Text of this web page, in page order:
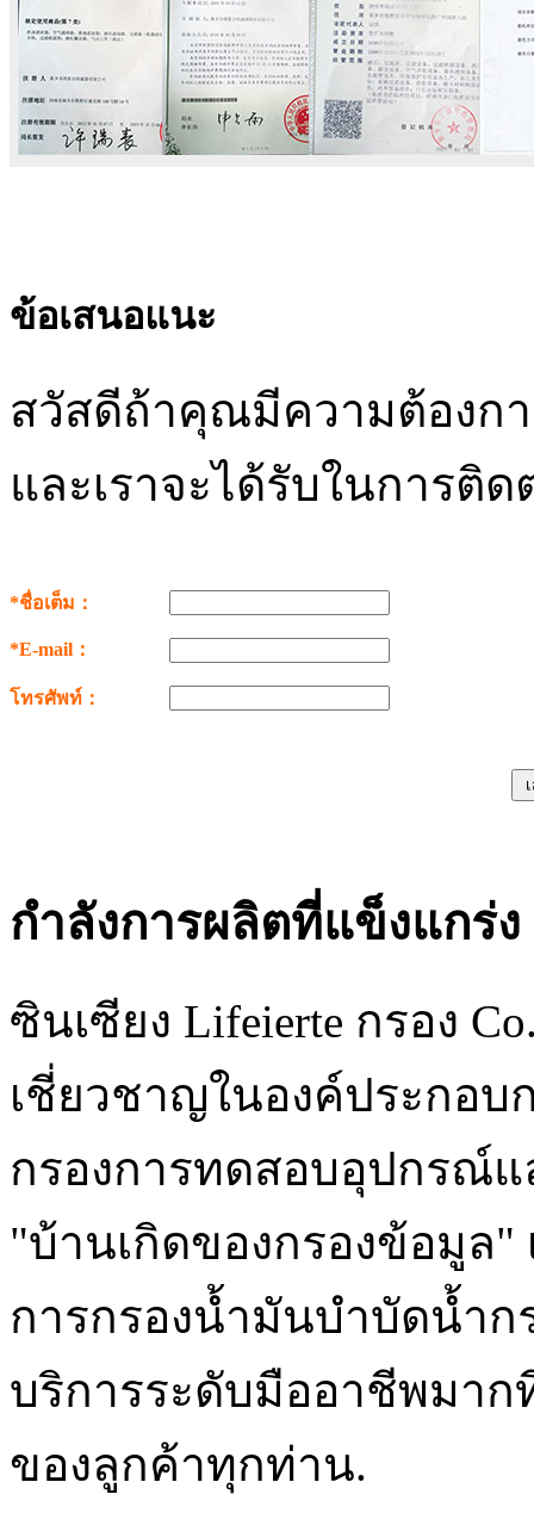
ข้อเสนอแนะ
สวัสดีถ้าคุณมีความต้องก
และเราจะได้รับในการติ
*ชื่อเต็ม：
*E-mail：
โทรศัพท์：
กำลังการผลิตที่แข็งแกร่ง
ซินเซียง Lifeierte กรอง
เชี่ยวชาญในองค์ประกอ
กรองการทดสอบอุปกรณ์
"บ้านเกิดของกรองข้อมูล
การกรองน้ำมันบำบัดน้ำก
บริการระดับมืออาชีพมาก
ของลูกค้าทุกท่าน.